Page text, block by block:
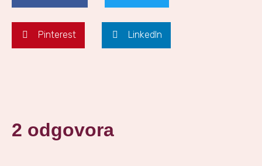
Pinterest LinkedIn
2 odgovora